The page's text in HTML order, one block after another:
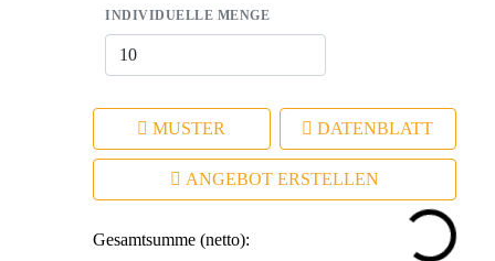
INDIVIDUELLE MENGE
MUSTER DATENBLATT
ANGEBOT ERSTELLEN
Gesamtsumme (netto):